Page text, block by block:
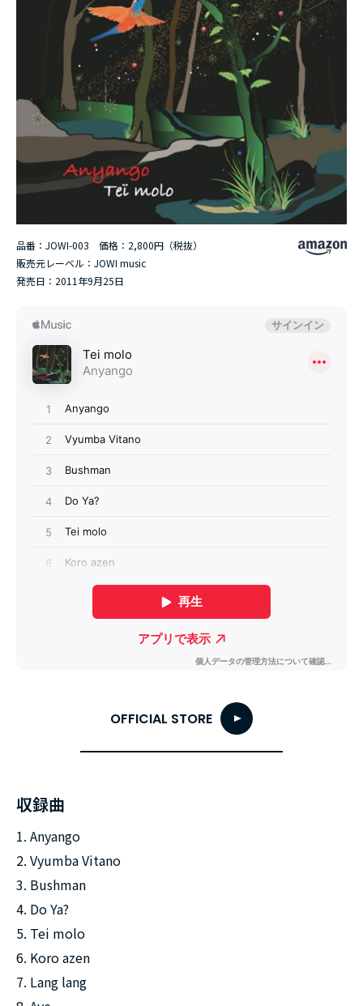
品番：JOWI-003 価格：2,800円（税抜）
販売元レーベル：JOWI music
発売日：2011年9月25日
OFFICIAL STORE
収録曲
1. Anyango
2. Vyumba Vitano
3. Bushman
4. Do Ya?
5. Tei molo
6. Koro azen
7. Lang lang